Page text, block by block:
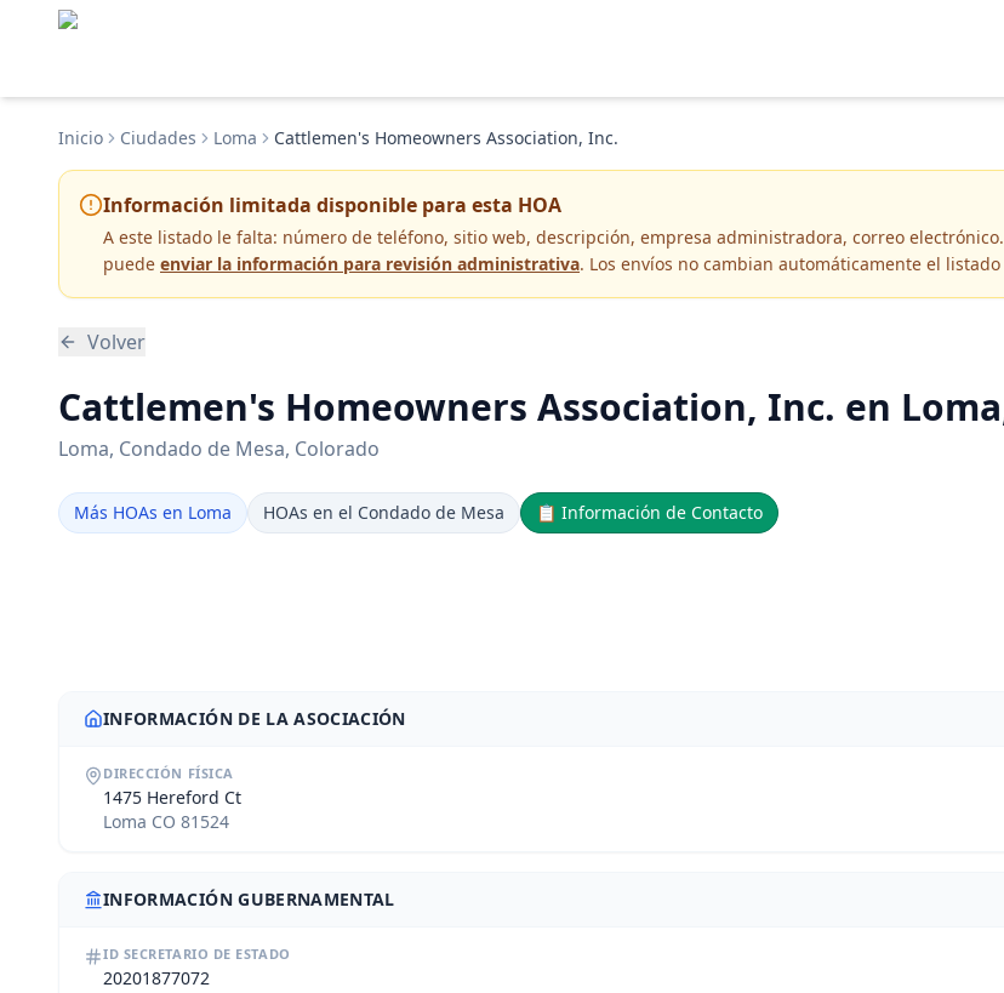
Inicio Ciudades Loma Cattlemen's Homeowners Association, Inc.
Información limitada disponible para esta HOA
A este listado le falta: número de teléfono, sitio web, descripción, empresa administradora, correo electrónico
puede enviar la información para revisión administrativa. Los envíos no cambian automáticamente el
Volver
Cattlemen's Homeowners Association, Inc. en
Loma, Condado de Mesa, Colorado
Más HOAs en Loma HOAs en el Condado de Mesa 📋 Información de Contacto
INFORMACIÓN DE LA ASOCIACIÓN
DIRECCIÓN FÍSICA
1475 Hereford Ct
Loma CO 81524
INFORMACIÓN GUBERNAMENTAL
ID SECRETARIO DE ESTADO
20201877072